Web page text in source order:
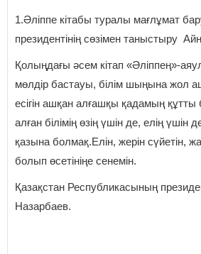
1.Әліппе кітабы туралы мағлұмат
президентінің сөзімен таныстыру
Қолыңдағы әсем кітап «Әліппең»-
мөлдір бастауы, білім шыңына жол
есігін ашқан алғашқы қадамың
алған білімің өзің үшін де, елің
қазына болмақ.Елін, жерін сүйетін,
болып өсетініңе сенемін.
Қазақстан
Назарбаев.